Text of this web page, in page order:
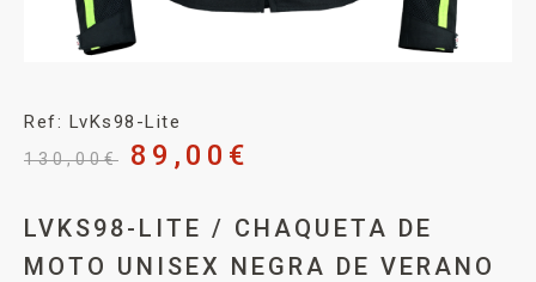
Ref: LvKs98-Lite
130,00€ 89,00 €
LVKS98-LITE / CHAQUETA DE
MOTO UNISEX NEGRA DE VERANO